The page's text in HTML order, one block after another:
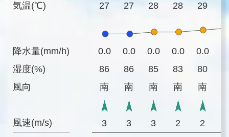
気温(℃)
降水量(mm/h)
湿度(%)
風向
風速(m/s)
27 27 28 28 29
0.0 0.0 0.0 0.0 0.0
86
86 85 83 80
南
南 南 南 南
3 3 3 2 2